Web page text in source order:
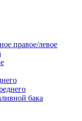
правое/левое
бака